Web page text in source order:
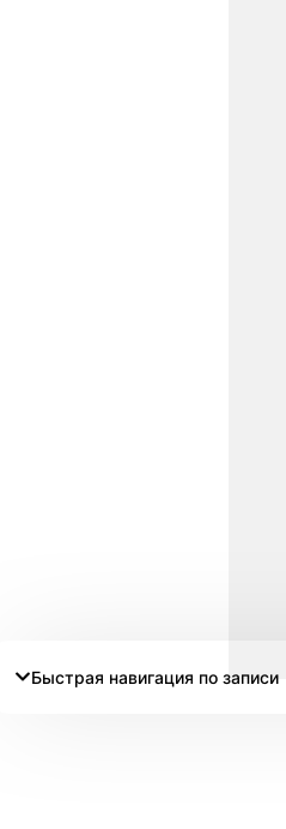
Быстрая навигация по записи